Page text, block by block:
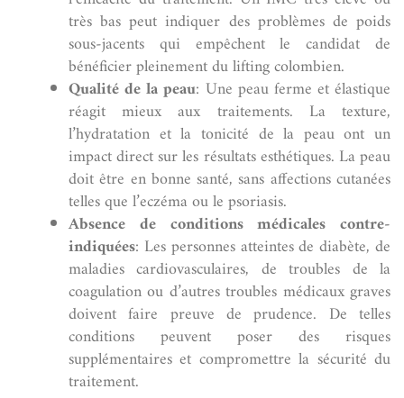
très bas peut indiquer des problèmes de poids
sous-jacents qui empêchent le candidat de
bénéficier pleinement du lifting colombien.
Qualité de la peau: Une peau ferme et élastique
réagit mieux aux traitements. La texture,
l’hydratation et la tonicité de la peau ont un
impact direct sur les résultats esthétiques. La peau
doit être en bonne santé, sans affections cutanées
telles que l’eczéma ou le psoriasis.
Absence de conditions médicales contre-
indiquées: Les personnes atteintes de diabète, de
maladies cardiovasculaires, de troubles de la
coagulation ou d’autres troubles médicaux graves
doivent faire preuve de prudence. De telles
conditions peuvent poser des risques
supplémentaires et compromettre la sécurité du
traitement.